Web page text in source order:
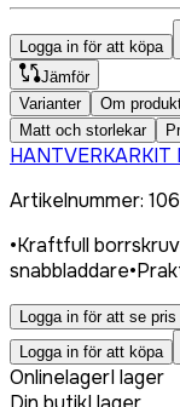
Logga in för att köpa
Jämför
Varianter
Om
Matt och storlekar
Artikelnummer:
•Kraftfull
snabbladdare•
Logga in för att se pris
Logga in för att köpa
OnlinelagerI lager